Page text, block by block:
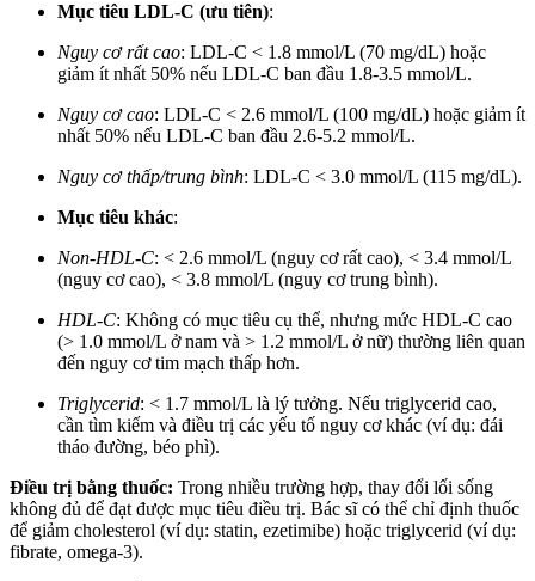
Mục tiêu LDL-C (ưu tiên):
Nguy cơ rất cao: LDL-C < 1.8 mmol/L (70 mg/dL) hoặc
giảm ít nhất 50% nếu LDL-C ban đầu 1.8-3.5 mmol/L.
Nguy cơ cao: LDL-C < 2.6 mmol/L (100 mg/dL) hoặc giảm ít
nhất 50% nếu LDL-C ban đầu 2.6-5.2 mmol/L.
Nguy cơ thấp/trung bình: LDL-C < 3.0 mmol/L (115 mg/dL).
Mục tiêu khác:
Non-HDL-C: < 2.6 mmol/L (nguy cơ rất cao), < 3.4 mmol/L
(nguy cơ cao), < 3.8 mmol/L (nguy cơ trung bình).
HDL-C: Không có mục tiêu cụ thể, nhưng mức HDL-C cao
(> 1.0 mmol/L ở nam và > 1.2 mmol/L ở nữ) thường liên quan
đến nguy cơ tim mạch thấp hơn.
Triglycerid: < 1.7 mmol/L là lý tưởng. Nếu triglycerid cao,
cần tìm kiếm và điều trị các yếu tố nguy cơ khác (ví dụ: đái
tháo đường, béo phì).
Điều trị bằng thuốc: Trong nhiều trường hợp, thay đổi lối sống
không đủ để đạt được mục tiêu điều trị. Bác sĩ có thể chỉ định thuốc
để giảm cholesterol (ví dụ: statin, ezetimibe) hoặc triglycerid (ví dụ:
fibrate, omega-3).